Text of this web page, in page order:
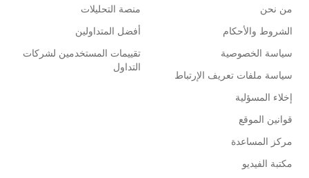
من نحن
الشروط والأحكام
سياسة الخصوصية
سياسة ملفات تعريف الإرتباط
إخلاء المسؤلية
قوانين الموقع
مركز المساعدة
مكتبة الفيديو
منصة التحليلات
أفضل المتداولين
تقييمات المستخدمين لشركات
التداول